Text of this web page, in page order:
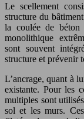
Le scellement
structure du
la coulée de béton
monolithique
sont souvent
structure et prévenir
L’ancrage, quant à
existante. Pour les
multiples sont
sol et les murs.